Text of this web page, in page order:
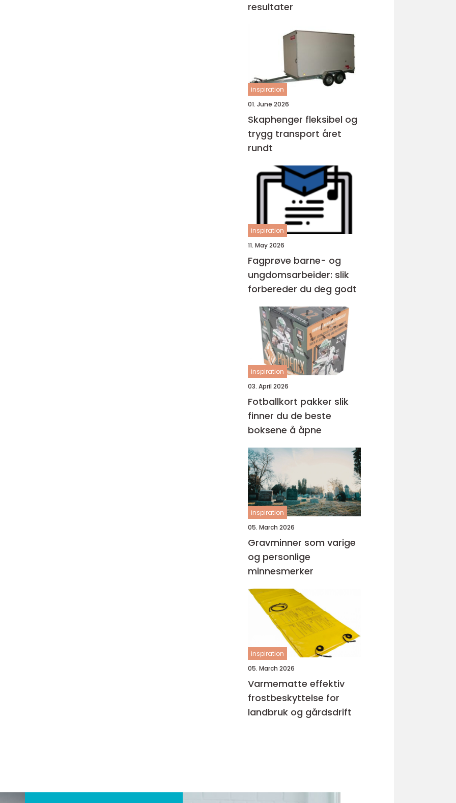
resultater
inspiration
01. June 2026
Skaphenger fleksibel og
trygg transport året
rundt
inspiration
11. May 2026
Fagprøve barne- og
ungdomsarbeider: slik
forbereder du deg godt
inspiration
03. April 2026
Fotballkort pakker slik
finner du de beste
boksene å åpne
inspiration
05. March 2026
Gravminner som varige
og personlige
minnesmerker
inspiration
05. March 2026
Varmematte effektiv
frostbeskyttelse for
landbruk og gårdsdrift